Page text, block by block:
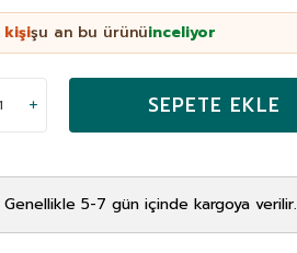
kişişu an bu ürünüinceliyor
SEPETE EKLE
Genellikle 5-7 gün içinde kargoya verilir.